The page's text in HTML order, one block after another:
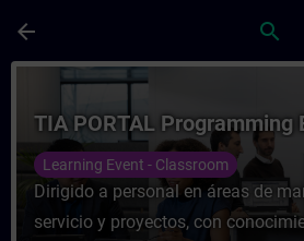
arrow_back search
Kurs - TIA PORTAL
TIA PORTAL Programming
Learning Event - Classroom
Dirigido a personal en áreas de
servicio y proyectos, con